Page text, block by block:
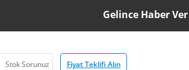
Gelince Haber Ver
Stok Sorunuz Fiyat Teklifi Alın